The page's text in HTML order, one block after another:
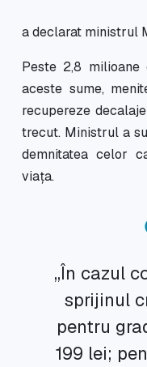
a declarat ministrul
Peste 2,8
aceste sume,
recupereze
trecut. Ministrul a
demnitatea celor
viața.
„În cazul
sprijinul
pentru
199 lei;